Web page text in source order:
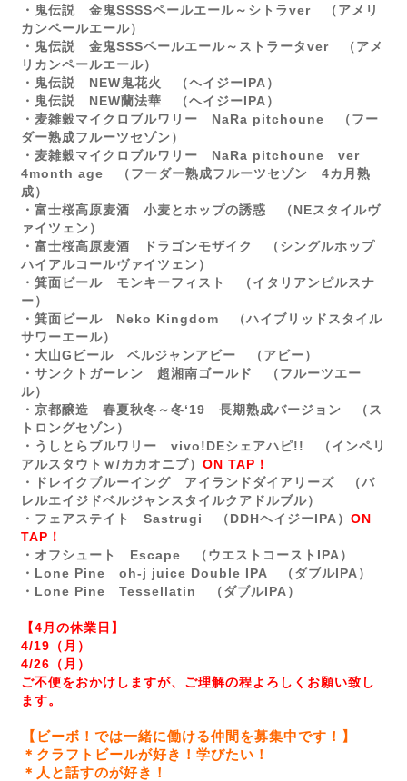
・鬼伝説 金鬼SSSSペールエール～シトラver （アメリ
カンペールエール）
・鬼伝説 金鬼SSSペールエール～ストラータver （アメ
リカンペールエール）
・鬼伝説 NEW鬼花火 （ヘイジーIPA）
・鬼伝説 NEW蘭法華 （ヘイジーIPA）
・麦雑穀マイクロブルワリー NaRa pitchoune （フー
ダー熟成フルーツセゾン）
・麦雑穀マイクロブルワリー NaRa pitchoune ver
4month age
（フーダー熟成フルーツセゾン 4カ月熟
成）
・富士桜高原麦酒 小麦とホップの誘惑 （NEスタイルヴ
ァイツェン）
・富士桜高原麦酒 ドラゴンモザイク （シングルホップ
ハイアルコールヴァイツェン）
・箕面ビール モンキーフィスト （イタリアンピルスナ
ー）
・箕面ビール Neko Kingdom （ハイブリッドスタイル
サワーエール）
・大山Gビール ベルジャンアビー （アビー）
・サンクトガーレン 超湘南ゴールド （フルーツエー
ル）
・京都醸造 春夏秋冬～冬‘19 長期熟成バージョン （ス
トロングセゾン）
・うしとらブルワリー vivo!DEシェアハピ!! （インペリ
アルスタウトｗ/カカオニブ） ON TAP！
・ドレイクブルーイング アイランドダイアリーズ （バ
レルエイジドベルジャンスタイルクアドルブル）
・フェアステイト Sastrugi （DDHヘイジーIPA） ON
TAP！
・オフシュート Escape （ウエストコーストIPA）
・Lone Pine oh-j juice Double IPA （ダブルIPA）
・Lone Pine Tessellatin （ダブルIPA）
【4月の休業日】
4/19（月）
4/26（月）
ご不便をおかけしますが、ご理解の程よろしくお願い致し
ます。
【ビーボ！では一緒に働ける仲間を募集中です！】
＊クラフトビールが好き！学びたい！
＊人と話すのが好き！